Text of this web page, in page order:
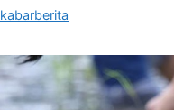
kabarberita